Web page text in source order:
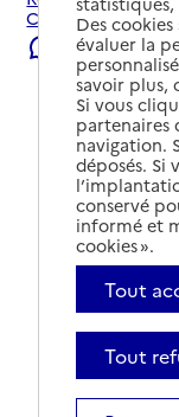
Chéroy.
Signaler une
Des
évaluer la
savoir plus,
Si vous
partenaires
navigation.
déposés. Si
conservé
informé et
cookies ».
Tout
Tout